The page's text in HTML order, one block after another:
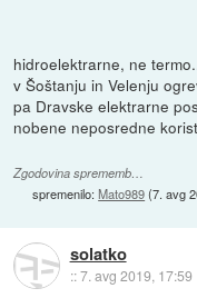
hidroelektrarne, ne
v Šoštanju in Velenju
pa Dravske elektrarne
nobene neposredne
Zgodovina sprememb…
spremenilo:Mato989(7. avg
solatko
::7. avg 2019, 17:59